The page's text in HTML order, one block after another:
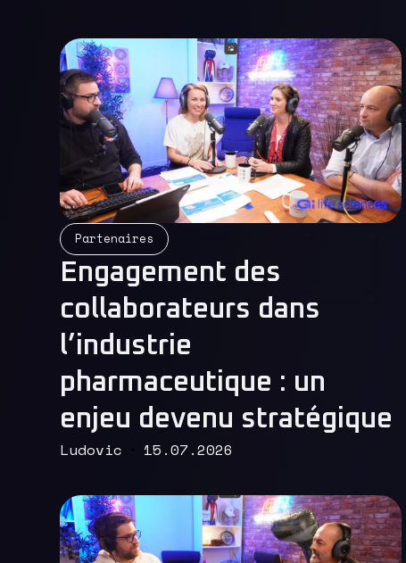
Partenaires
Engagement des
collaborateurs dans
l’industrie
pharmaceutique : un
enjeu devenu stratégique
Ludovic 15.07.2026
Read More